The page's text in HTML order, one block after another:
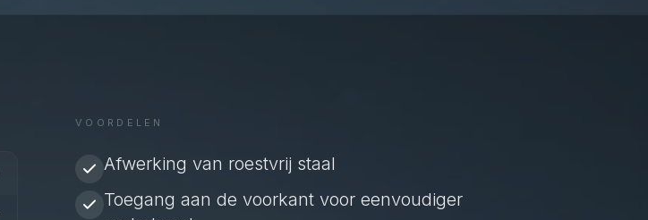
VOORDELEN
Afwerking van roestvrij staal
Toegang aan de voorkant voor eenvoudiger